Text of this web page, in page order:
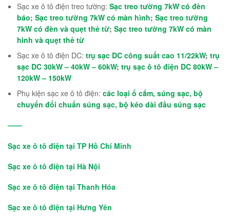
Sạc xe ô tô điện treo tường:Sạc treo tường 7kW có đèn
báo;Sạc treo tường 7kW có màn hình;Sạc treo tường
7kW có đèn và quẹt thẻ từ;Sạc treo tường 7kW có màn
hình và quẹt thẻ từ
Sạc xe ô tô điện DC: trụ sạc DC công suất cao 11/22kW;trụ
sạc DC 30kW – 40kW – 60kW;trụ sạc ô tô điện DC 80kW –
120kW – 150kW
Phụ kiện sạc xe ô tô điện:các loại ổ cắm, súng sạc, bộ
chuyển đổi chuẩn súng sạc, bộ kéo dài đầu súng sạc
——
Sạc xe ô tô điện tại TP Hồ Chí Minh
Sạc xe ô tô điện tại Hà Nội
Sạc xe ô tô điện tại Thanh Hóa
Sạc xe ô tô điện tại Hưng Yên